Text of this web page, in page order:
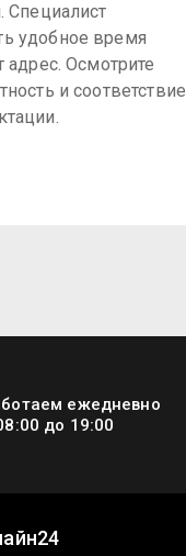
Специалист
удобное время
адрес. Осмотрите
и соответствие
ежедневно
до 19:00